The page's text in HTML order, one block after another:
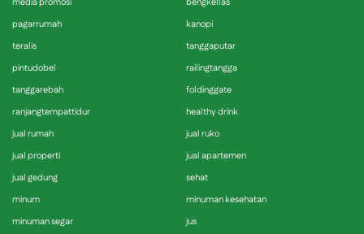
media promosi
bengkellas
pagarrumah
kanopi
teralis
tanggaputar
pintudobel
railingtangga
tanggarebah
foldinggate
ranjangtempattidur
healthy drink
jual rumah
jual ruko
jual properti
jual apartemen
jual gedung
sehat
minum
minuman kesehatan
minuman segar
jus